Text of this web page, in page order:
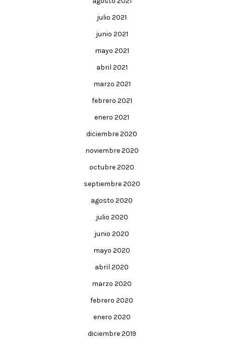
julio 2021
junio 2021
mayo 2021
abril 2021
marzo 2021
febrero 2021
enero 2021
diciembre 2020
noviembre 2020
octubre 2020
septiembre 2020
agosto 2020
julio 2020
junio 2020
mayo 2020
abril 2020
marzo 2020
febrero 2020
enero 2020
diciembre 2019